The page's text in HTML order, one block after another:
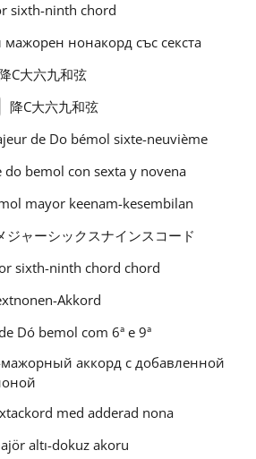
sixth-ninth chord
нонакорд със секста
C大六九和弦
降C大六九和弦
de Do bémol sixte-neuvième
do bemol con sexta y novena
mayor keenam-kesembilan
ジャーシックスナインスコード
sixth-ninth chord chord
Akkord
Dó bemol com 6ª e 9ª
аккорд с добавленной
med adderad nona
altı-dokuz akoru